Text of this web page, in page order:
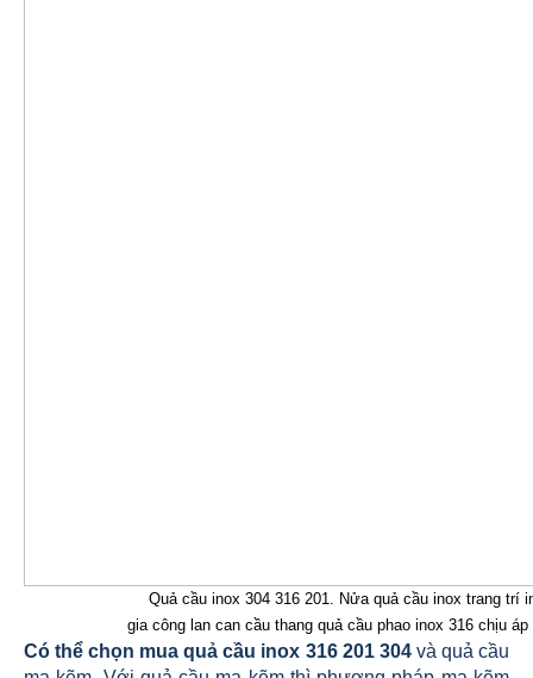
Quả cầu inox 304 316 201. Nửa quả cầu inox trang trí
gia công lan can cầu thang quả cầu phao inox 316 chịu
Có thể chọn mua quả cầu inox 316 201 304và quả cầu